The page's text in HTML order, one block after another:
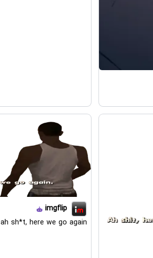
imgflip
ah sh*t, here we go again